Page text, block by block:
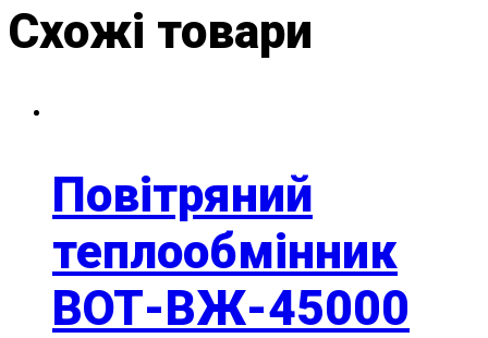
Схожі товари
Повітряний
теплообмінник
ВОТ-ВЖ-45000